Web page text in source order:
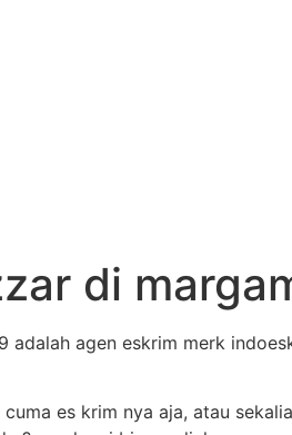
di
agen eskrim merk
es krim nya aja, atau